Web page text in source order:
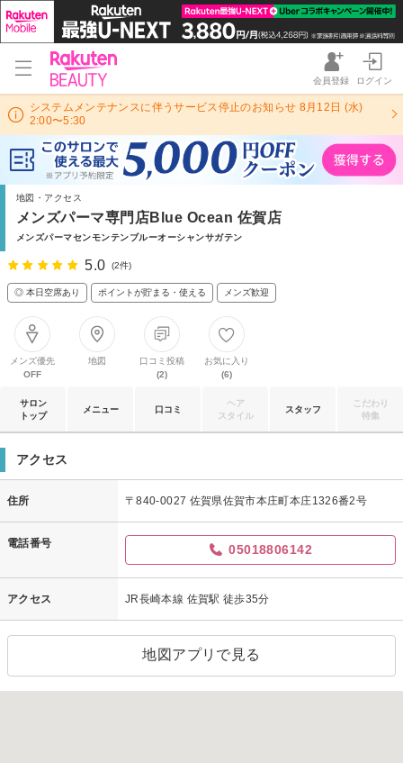
会員登録 ログイン
システムメンテナンスに伴うサービス停止のお知らせ 8月12日 (水)
2:00〜5:30
地図・アクセス
メンズパーマ専門店Blue Ocean 佐賀店
メンズパーマセンモンテンブルーオーシャンサガテン
5.0 (2件)
◎ 本日空席あり ポイントが貯まる・使える メンズ歓迎
メンズ優先
OFF
地図
口コミ投稿
(2)
お気に入り
(6)
サロン
トップ
メニュー 口コミ
ヘア
スタイル
スタッフ
こだわり
特集
アクセス
住所 〒840-0027 佐賀県佐賀市本庄町本庄1326番2号
電話番号 05018806142
アクセス JR長崎本線 佐賀駅 徒歩35分
地図アプリで見る